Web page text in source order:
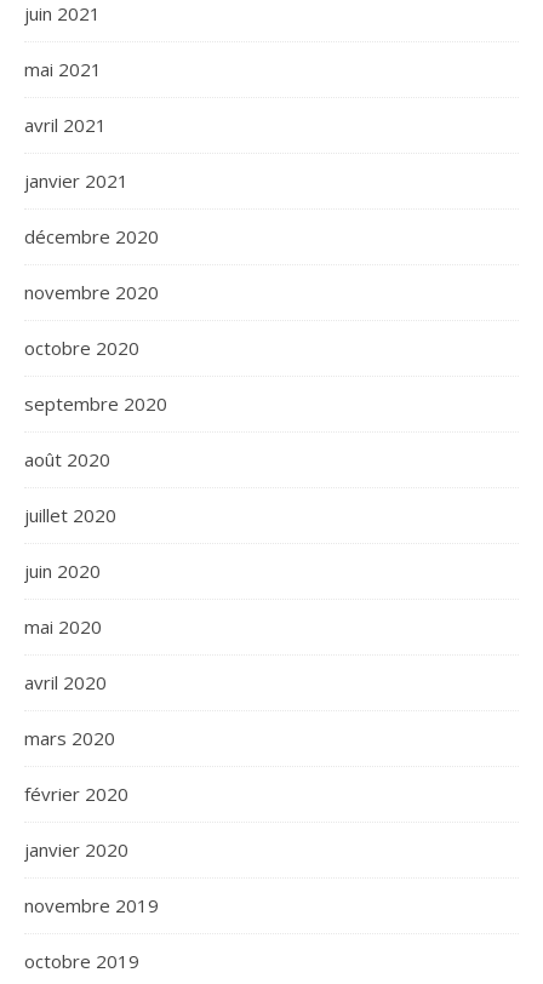
juin 2021
mai 2021
avril 2021
janvier 2021
décembre 2020
novembre 2020
octobre 2020
septembre 2020
août 2020
juillet 2020
juin 2020
mai 2020
avril 2020
mars 2020
février 2020
janvier 2020
novembre 2019
octobre 2019